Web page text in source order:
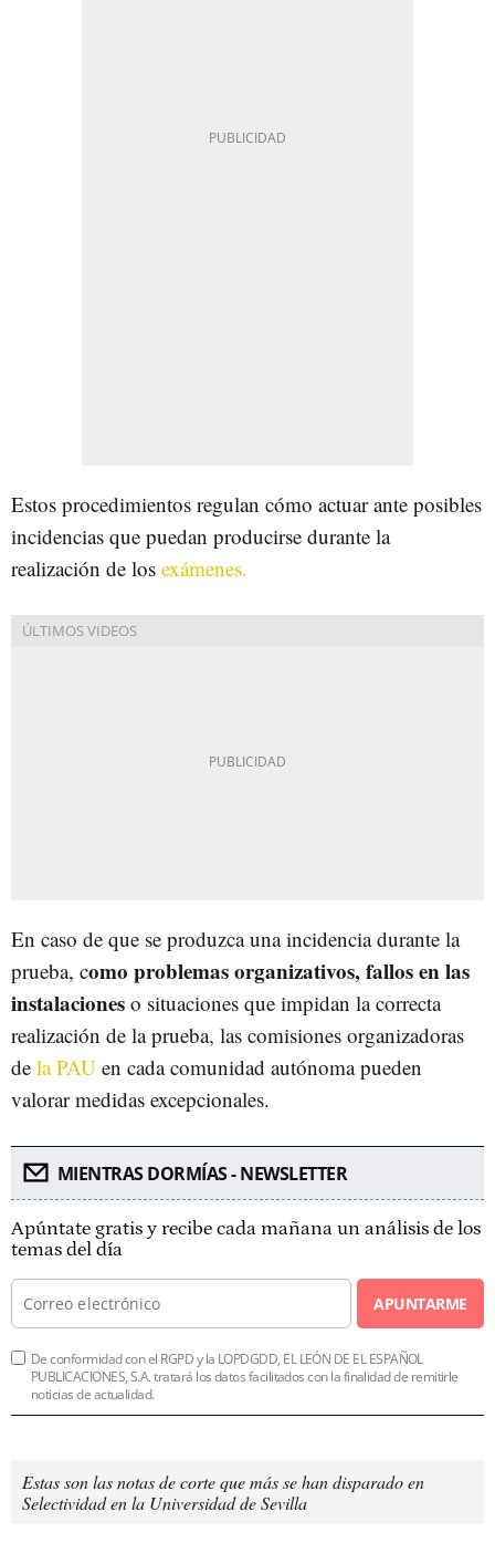
Estos procedimientos regulan cómo actuar ante posibles
incidencias que puedan producirse durante la
realización de los exámenes.
En caso de que se produzca una incidencia durante la
prueba, como problemas organizativos, fallos en las
instalaciones o situaciones que impidan la correcta
realización de la prueba, las comisiones organizadoras
de la PAU en cada comunidad autónoma pueden
valorar medidas excepcionales.
MIENTRAS DORMÍAS - NEWSLETTER
Apúntate gratis y recibe cada mañana un análisis de los
temas del día
APUNTARME
De conformidad con el RGPD y la LOPDGDD, EL LEÓN DE EL ESPAÑOL
PUBLICACIONES, S.A. tratará los datos facilitados con la finalidad de remitirle
noticias de actualidad.
Estas son las notas de corte que más se han disparado en
Selectividad en la Universidad de Sevilla